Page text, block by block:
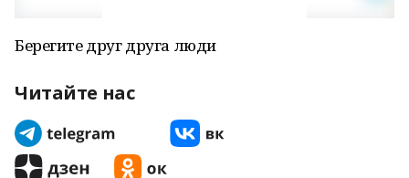
Берегите друг друга люди
Читайте нас